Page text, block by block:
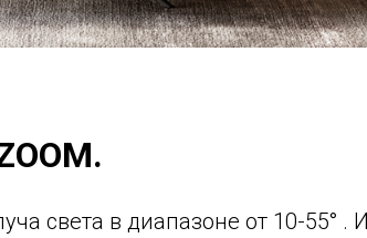
света в диапазоне от 10-55° .